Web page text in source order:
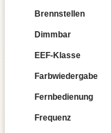
Brennstellen
Dimmbar
EEF-Klasse
Farbwiedergabe
Fernbedienung
Frequenz